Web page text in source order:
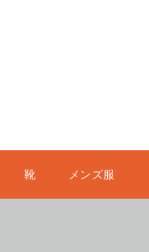
靴 メンズ服